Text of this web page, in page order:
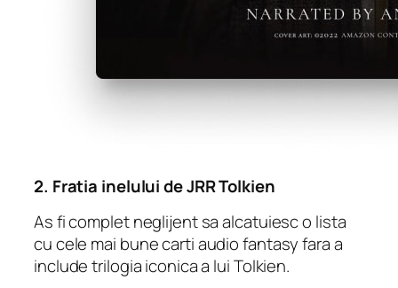
2. Fratia ineluluide JRR Tolkien
As fi complet neglijent sa alcatuiesc o lista
cu cele mai bune carti audio fantasy fara a
include trilogia iconica a lui Tolkien.